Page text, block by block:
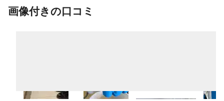
画像付きの口コミ